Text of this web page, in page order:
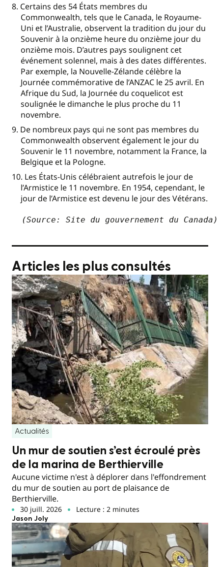
Certains des 54 États membres du
Commonwealth, tels que le Canada, le Royaume-
Uni et l’Australie, observent la tradition du jour du
Souvenir à la onzième heure du onzième jour du
onzième mois. D’autres pays soulignent cet
événement solennel, mais à des dates différentes.
Par exemple, la Nouvelle-Zélande célèbre la
Journée commémorative de l’ANZAC le 25 avril. En
Afrique du Sud, la Journée du coquelicot est
soulignée le dimanche le plus proche du 11
novembre.
De nombreux pays qui ne sont pas membres du
Commonwealth observent également le jour du
Souvenir le 11 novembre, notamment la France, la
Belgique et la Pologne.
Les États-Unis célébraient autrefois le jour de
l’Armistice le 11 novembre. En 1954, cependant, le
jour de l’Armistice est devenu le jour des Vétérans.
(Source: Site du gouvernement du Canada)
Articles les plus consultés
Actualités
Un mur de soutien s’est écroulé près
de la marina de Berthierville
Aucune victime n'est à déplorer dans l'effondrement
du mur de soutien au port de plaisance de
Berthierville.
30 juill. 2026 Lecture : 2 minutes
Jason Joly